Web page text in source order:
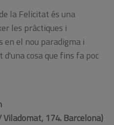
de la Felicitat és una
les pràctiques i
en el nou paradigma i
d'una cosaque fins fa poc
Viladomat, 174. Barcelona)